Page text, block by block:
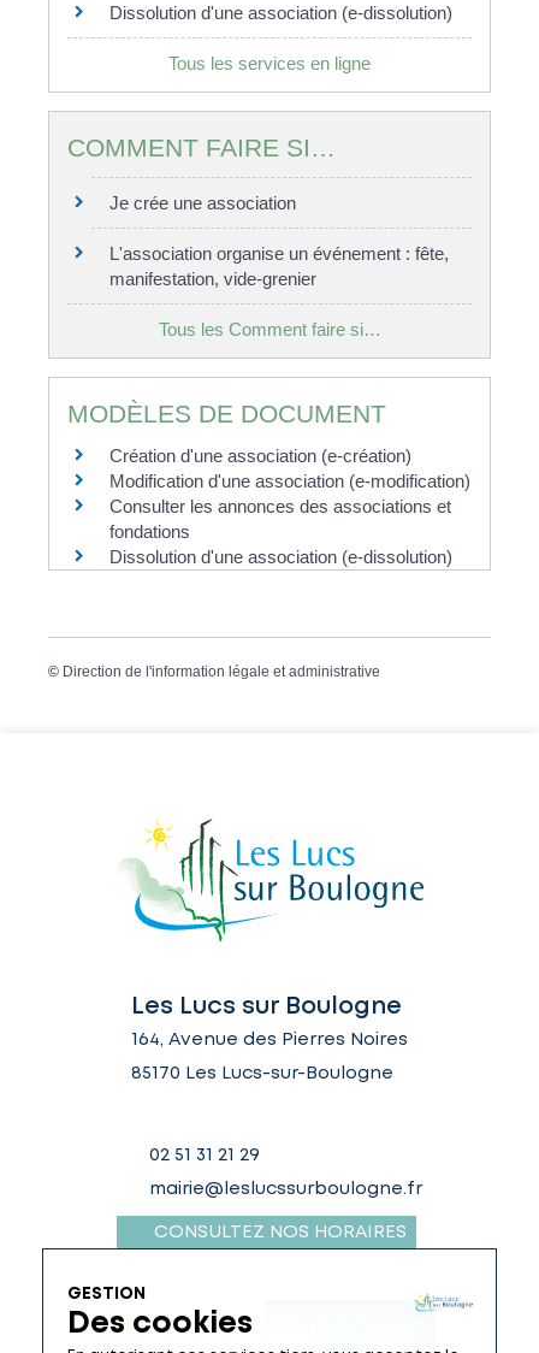
Dissolution d'une association (e-dissolution)
Tous les services en ligne
COMMENT FAIRE SI…
Je crée une association
L'association organise un événement : fête,
manifestation, vide-grenier
Tous les Comment faire si…
MODÈLES DE DOCUMENT
Création d'une association (e-création)
Modification d'une association (e-modification)
Consulter les annonces des associations et
fondations
Dissolution d'une association (e-dissolution)
© Direction de l'information légale et administrative
Les Lucs sur Boulogne
164, Avenue des Pierres Noires
85170 Les Lucs-sur-Boulogne
02 51 31 21 29
mairie@leslucssurboulogne.fr
CONSULTEZ NOS HORAIRES
GESTION
Des cookies